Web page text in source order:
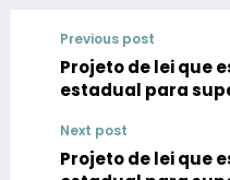
Previous post
Projeto de lei que
estadual para
Next post
Projeto de lei que